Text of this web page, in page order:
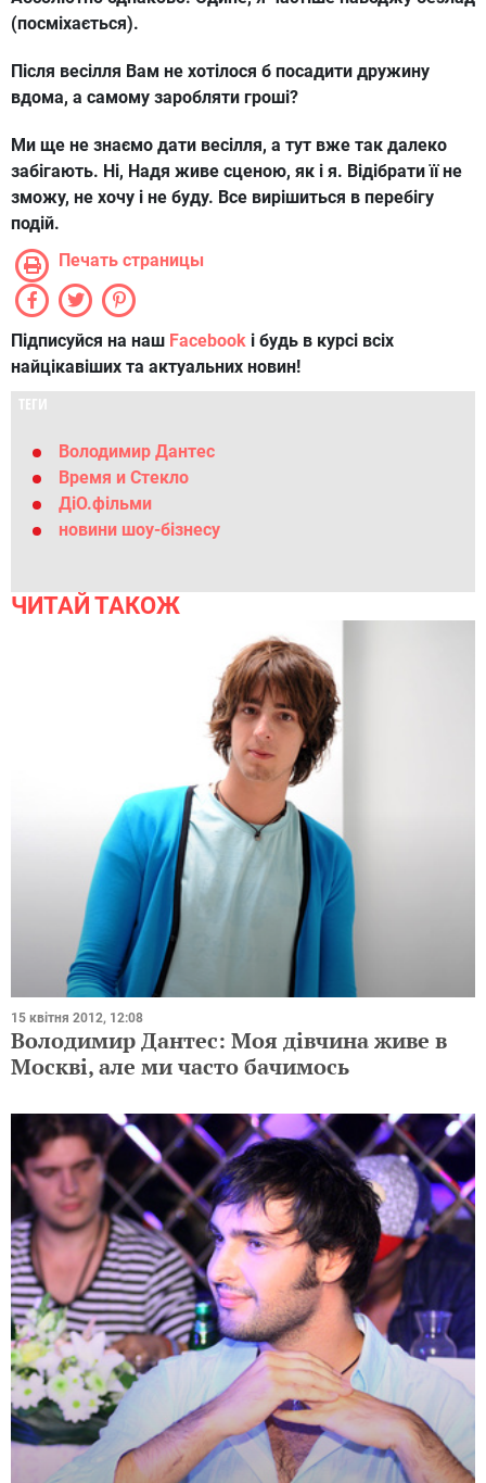
(посміхається).
Після весілля Вам не хотілося б посадити дружину
вдома, а самому заробляти гроші?
Ми ще не знаємо дати весілля, а тут вже так далеко
забігають. Ні, Надя живе сценою, як і я. Відібрати її не
зможу, не хочу і не буду. Все вирішиться в перебігу
подій.
Печать страницы
Підписуйся на наш Facebook і будь в курсі всіх
найцікавіших та актуальних новин!
ТЕГИ
Володимир Дантес
Время и Стекло
ДіО.фільми
новини шоу-бізнесу
ЧИТАЙ ТАКОЖ
15 квітня 2012, 12:08
Володимир Дантес: Моя дівчина живе в
Москві, але ми часто бачимось